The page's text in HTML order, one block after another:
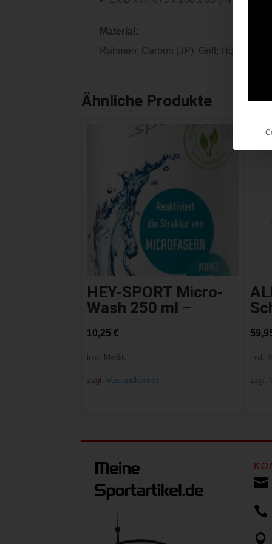
Material:
Rahmen: Carbon (JP); Griff; Holz,
Ähnliche Produkte
HEY-SPORT Micro-
Wash 250 ml –
10,25€
inkl. MwSt.
zzgl.Versandkosten
inkl.
zzgl.


